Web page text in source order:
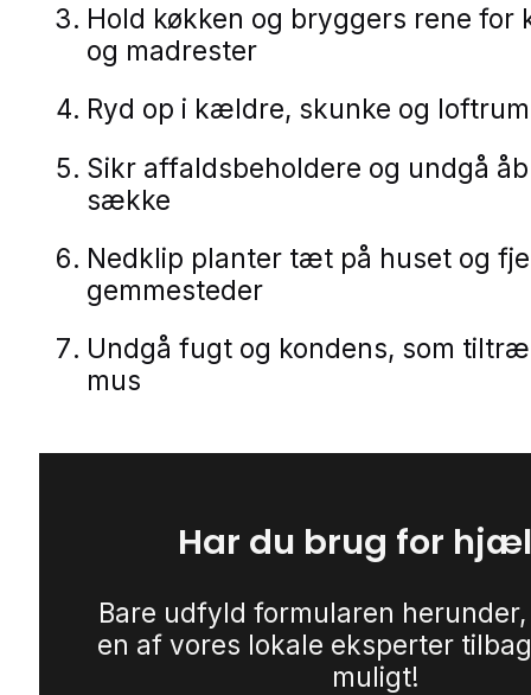
Hold køkken og bryggers rene for
og madrester
Ryd op i kældre, skunke og loftrum
Sikr affaldsbeholdere og undgå
sække
Nedklip planter tæt på huset og
gemmesteder
Undgå fugt og kondens, som
mus
Har du brug for
Bare udfyld formularen
en af vores lokale eksperter
muligt!